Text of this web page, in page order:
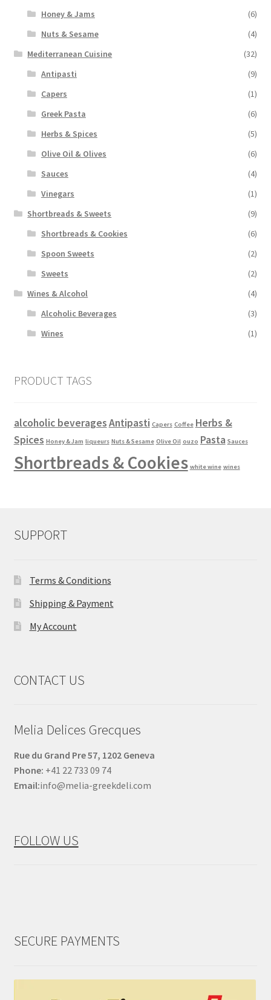
Honey & Jams
(6)
Nuts & Sesame
(4)
Mediterranean Cuisine
(32)
Antipasti
(9)
Capers
(1)
Greek Pasta
(6)
Herbs & Spices
(5)
Olive Oil & Olives
(6)
Sauces
(4)
Vinegars
(1)
Shortbreads & Sweets
(9)
Shortbreads & Cookies
(6)
Spoon Sweets
(2)
Sweets
(2)
Wines & Alcohol
(4)
Alcoholic Beverages
(3)
Wines
(1)
PRODUCT TAGS
alcoholic beveragesAntipasti Capers Coffee Herbs &
Spices Honey & Jam liqueurs Nuts & Sesame Olive Oil ouzo Pasta Sauces
Shortbreads & Cookies white wine wines
SUPPORT
Terms & Conditions
Shipping & Payment
My Account
CONTACT US
Melia Delices Grecques
Rue du Grand Pre 57, 1202 Geneva
Phone: +41 22 733 09 74
Email:info@melia-greekdeli.com
FOLLOW US
SECURE PAYMENTS